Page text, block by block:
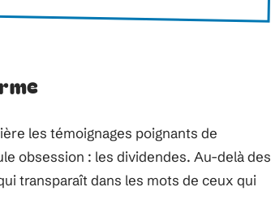
les témoignages poignants de
obsession : les dividendes. Au-delà des
transparaît dans les mots de ceux qui